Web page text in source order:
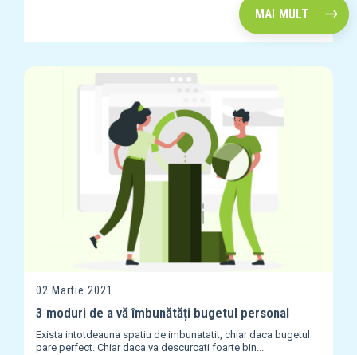
MAI MULT
02 Martie 2021
3 moduri de a vă îmbunătăți bugetul personal
Exista intotdeauna spatiu de imbunatatit, chiar daca bugetul
pare perfect. Chiar daca va descurcati foarte bin...